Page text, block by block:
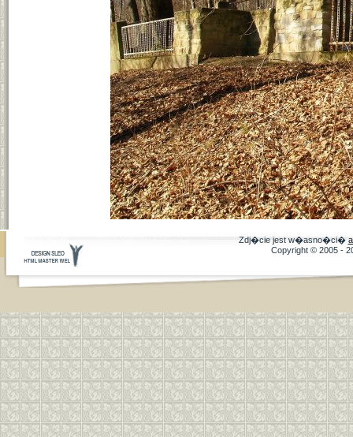
Zdj�cie jest w�asno�ci�
Copyright © 2005 -